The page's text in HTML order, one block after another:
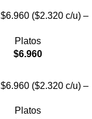
($2.320 c/u) –
con Patitas
Platos
$6.960
($2.320 c/u) –
Pollito
Platos